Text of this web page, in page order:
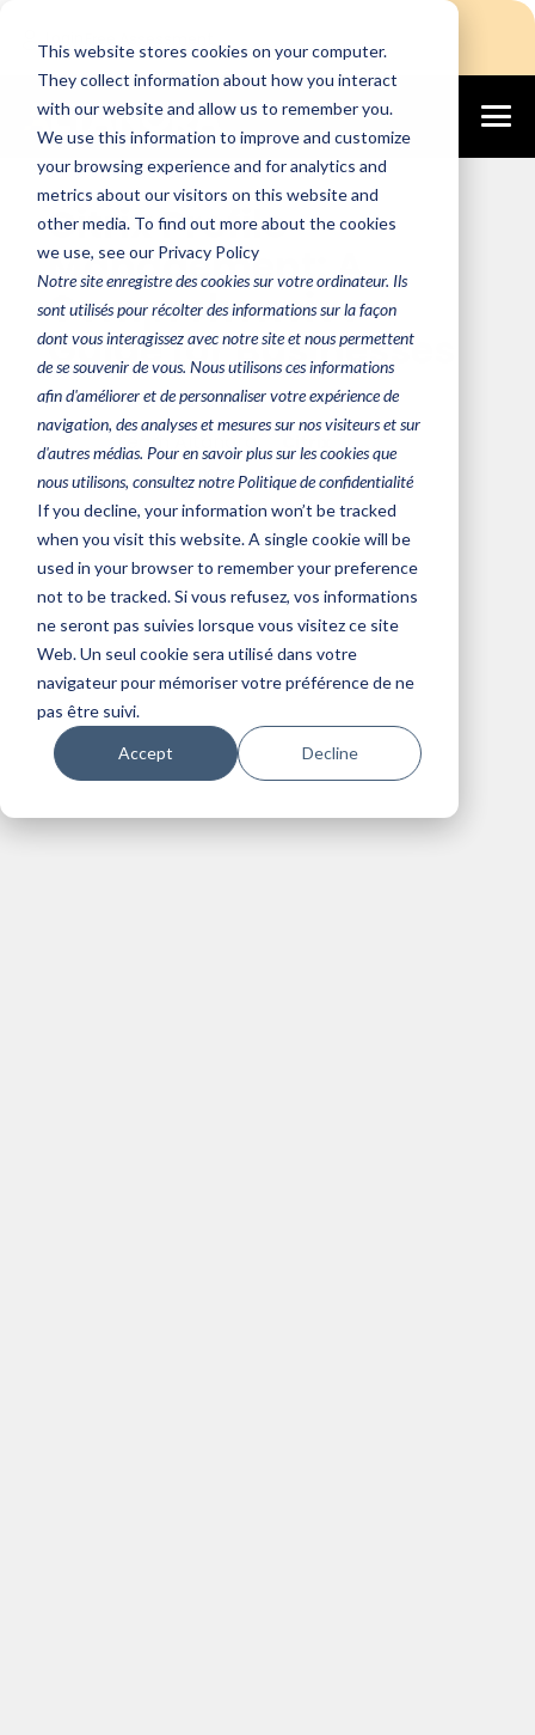
This website stores cookies on your computer.
They collect information about how you interact
with our website and allow us to remember you.
We use this information to improve and customize
your browsing experience and for analytics and
metrics about our visitors on this website and
other media. To find out more about the cookies
we use, see our Privacy Policy
Notre site enregistre des cookies sur votre ordinateur. Ils
sont utilisés pour récolter des informations sur la façon
dont vous interagissez avec notre site et nous permettent
de se souvenir de vous. Nous utilisons ces informations
afin d'améliorer et de personnaliser votre expérience de
navigation, des analyses et mesures sur nos visiteurs et sur
d'autres médias. Pour en savoir plus sur les cookies que
nous utilisons, consultez notre Politique de confidentialité
If you decline, your information won’t be tracked
when you visit this website. A single cookie will be
used in your browser to remember your preference
not to be tracked. Si vous refusez, vos informations
ne seront pas suivies lorsque vous visitez ce site
Web. Un seul cookie sera utilisé dans votre
navigateur pour mémoriser votre préférence de ne
pas être suivi.
Accept Decline
February 20, 2024
Citrix Profile
Management: A
Comprehensive
Guide for Businesses
Team Altanora Citrix